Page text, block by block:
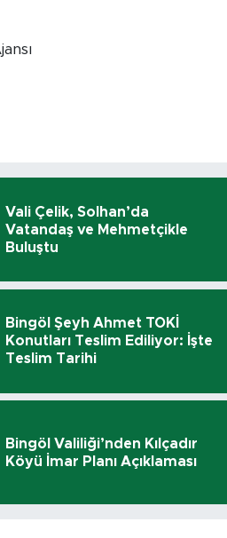
Vali Çelik, Solhan’da
Vatandaş ve Mehmetçikle
Buluştu
Bingöl Şeyh Ahmet TOKİ
Konutları Teslim Ediliyor: İşte
Teslim Tarihi
Bingöl Valiliği’nden Kılçadır
Köyü İmar Planı Açıklaması